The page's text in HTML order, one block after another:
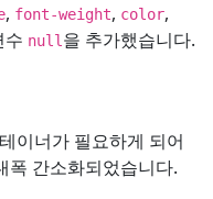
, font-weight, color,
수 null 을 추가했습니다.
이너가 필요하게 되어
폭 간소화되었습니다.